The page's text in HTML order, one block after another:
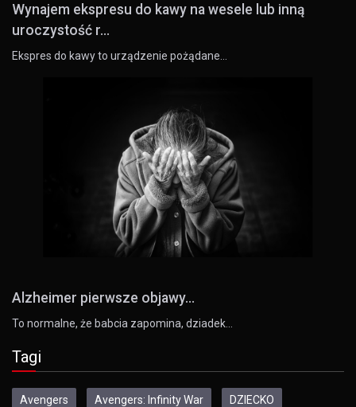
Wynajem ekspresu do kawy na wesele lub inną
uroczystość r...
Ekspres do kawy to urządzenie pożądane…
Alzheimer pierwsze objawy...
To normalne, że babcia zapomina, dziadek…
Tagi
Avengers Avengers: Infinity War DZIECKO